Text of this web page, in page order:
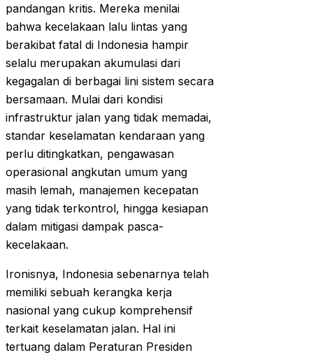
pandangan kritis. Mereka menilai
bahwa kecelakaan lalu lintas yang
berakibat fatal di Indonesia hampir
selalu merupakan akumulasi dari
kegagalan di berbagai lini sistem secara
bersamaan. Mulai dari kondisi
infrastruktur jalan yang tidak memadai,
standar keselamatan kendaraan yang
perlu ditingkatkan, pengawasan
operasional angkutan umum yang
masih lemah, manajemen kecepatan
yang tidak terkontrol, hingga kesiapan
dalam mitigasi dampak pasca-
kecelakaan.
Ironisnya, Indonesia sebenarnya telah
memiliki sebuah kerangka kerja
nasional yang cukup komprehensif
terkait keselamatan jalan. Hal ini
tertuang dalam Peraturan Presiden